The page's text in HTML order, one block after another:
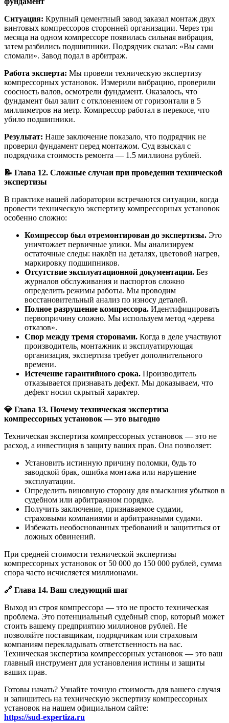
Ситуация: Крупный цементный завод заказал монтаж двух
винтовых компрессоров сторонней организации. Через три
месяца на одном компрессоре появилась сильная вибрация,
затем разбились подшипники. Подрядчик сказал: «Вы сами
сломали». Завод подал в арбитраж.
Работа эксперта: Мы провели техническую экспертизу
компрессорных установок. Измерили вибрацию, проверили
соосность валов, осмотрели фундамент. Оказалось, что
фундамент был залит с отклонением от горизонтали в 5
миллиметров на метр. Компрессор работал в перекосе, что
убило подшипники.
Результат: Наше заключение показало, что подрядчик не
проверил фундамент перед монтажом. Суд взыскал с
подрядчика стоимость ремонта — 1.5 миллиона рублей.
📝 Глава 12. Сложные случаи при проведении технической
экспертизы
В практике нашей лаборатории встречаются ситуации, когда
провести техническую экспертизу компрессорных установок
особенно сложно:
Компрессор был отремонтирован до экспертизы. Это
уничтожает первичные улики. Мы анализируем
остаточные следы: наклёп на деталях, цветовой нагрев,
маркировку подшипников.
Отсутствие эксплуатационной документации. Без
журналов обслуживания и паспортов сложно
определить режимы работы. Мы проводим
восстановительный анализ по износу деталей.
Полное разрушение компрессора. Идентифицировать
первопричину сложно. Мы используем метод «дерева
отказов».
Спор между тремя сторонами. Когда в деле участвуют
производитель, монтажник и эксплуатирующая
организация, экспертиза требует дополнительного
времени.
Истечение гарантийного срока. Производитель
отказывается признавать дефект. Мы доказываем, что
дефект носил скрытый характер.
💎 Глава 13. Почему техническая экспертиза
компрессорных установок — это выгодно
Техническая экспертиза компрессорных установок — это не
расход, а инвестиция в защиту ваших прав. Она позволяет:
Установить истинную причину поломки, будь то
заводской брак, ошибка монтажа или нарушение
эксплуатации.
Определить виновную сторону для взыскания убытков в
судебном или арбитражном порядке.
Получить заключение, признаваемое судами,
страховыми компаниями и арбитражными судами.
Избежать необоснованных требований и защититься от
ложных обвинений.
При средней стоимости технической экспертизы
компрессорных установок от 50 000 до 150 000 рублей, сумма
спора часто исчисляется миллионами.
🔗 Глава 14. Ваш следующий шаг
Выход из строя компрессора — это не просто техническая
проблема. Это потенциальный судебный спор, который может
стоить вашему предприятию миллионов рублей. Не
позволяйте поставщикам, подрядчикам или страховым
компаниям перекладывать ответственность на вас.
Техническая экспертиза компрессорных установок — это ваш
главный инструмент для установления истины и защиты
ваших прав.
Готовы начать? Узнайте точную стоимость для вашего случая
и запишитесь на техническую экспертизу компрессорных
установок на нашем официальном сайте:
https://sud-expertiza.ru